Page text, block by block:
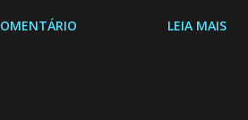
a interpretar seus personagens
LEIA MAIS